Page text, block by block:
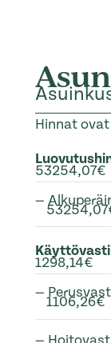
Hinnat
53254,07€
—
1298,14€
—
1106,26€